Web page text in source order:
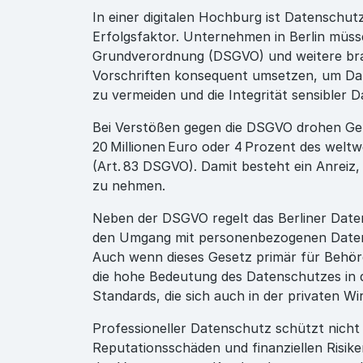
In einer digitalen Hochburg ist
Erfolgsfaktor. Unternehmen in Berlin
Grundverordnung (DSGVO) und weitere
Vorschriften konsequent umsetzen, um
zu vermeiden und die Integrität sensibler
Bei Verstößen gegen die DSGVO drohen
20 Millionen Euro oder 4 Prozent des
(Art. 83 DSGVO). Damit besteht ein
zu nehmen.
Neben der DSGVO regelt das Berliner
den Umgang mit personenbezogenen
Auch wenn dieses Gesetz primär für
die hohe Bedeutung des Datenschutzes
Standards, die sich auch in der privaten
Professioneller Datenschutz schützt
Reputationsschäden und finanziellen